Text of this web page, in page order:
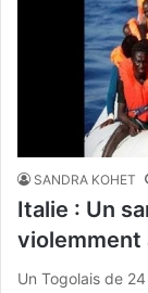
SANDRA KOHET
Italie : Un
violemment
Un Togolais de